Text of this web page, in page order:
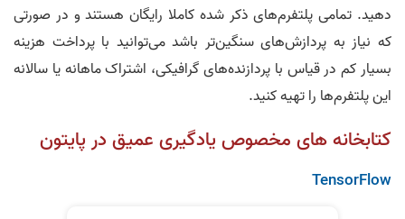
دهید. تمامی پلتفرم‌های ذکر شده کاملا رایگان هستند و در صورتی
که نیاز به پردازش‌های سنگین‌تر باشد می‌توانید با پرداخت هزینه
بسیار کم در قیاس با پردازنده‌های گرافیکی، اشتراک ماهانه یا سالانه
این پلتفرم‌ها را تهیه کنید.
کتابخانه های مخصوص یادگیری عمیق در پایتون
TensorFlow